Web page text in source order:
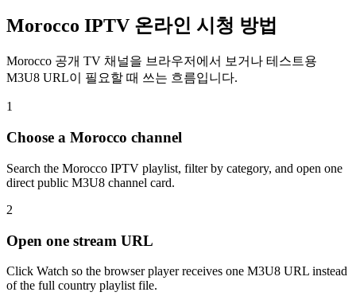
Morocco IPTV 온라인 시청 방법
Morocco 공개 TV 채널을 브라우저에서 보거나 테스트용
M3U8 URL이 필요할 때 쓰는 흐름입니다.
1
Choose a Morocco channel
Search the Morocco IPTV playlist, filter by category, and open one
direct public M3U8 channel card.
2
Open one stream URL
Click Watch so the browser player receives one M3U8 URL instead
of the full country playlist file.